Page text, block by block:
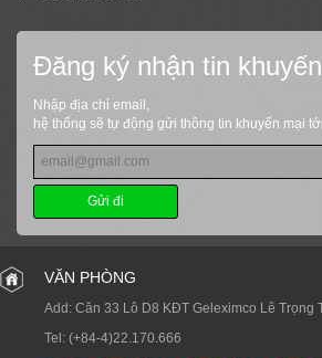
Đăng ký nhận tin
Nhập địa chỉ email,
hệ thống sẽ tự động gửi thông tin khuyến mại
Gửi đi
VĂN PHÒNG
Add: Căn 33 Lô D8 KĐT Geleximco Lê Trọng
Tel: (+84-4)22.170.666